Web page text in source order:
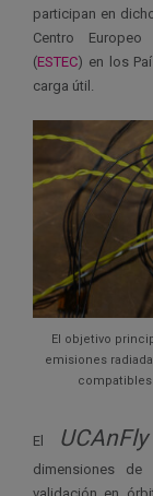
participan en
Centro
(ESTEC) en los
carga útil.
El objetivo
emisiones
compatibles
El
dimensiones